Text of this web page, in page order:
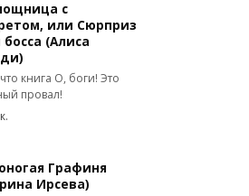
с
или Сюрприз
босса (Алиса
книга О, боги! Это
провал!
Графиня
Ирсева)